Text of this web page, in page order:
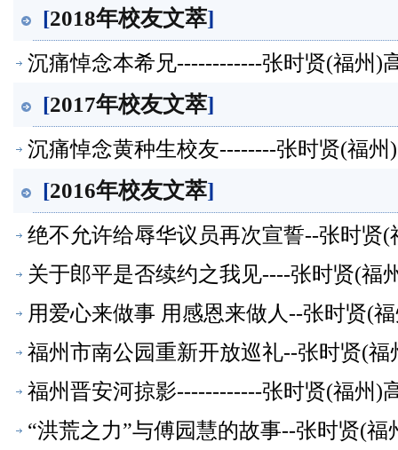
[2018年校友文萃]
沉痛悼念本希兄------------张时贤(福州)
[2017年校友文萃]
沉痛悼念黄种生校友--------张时贤(福
[2016年校友文萃]
绝不允许给辱华议员再次宣誓--张时贤
关于郎平是否续约之我见----张时贤(福
用爱心来做事 用感恩来做人--张时贤(
福州市南公园重新开放巡礼--张时贤(
福州晋安河掠影------------张时贤(福州)
“洪荒之力”与傅园慧的故事--张时贤(